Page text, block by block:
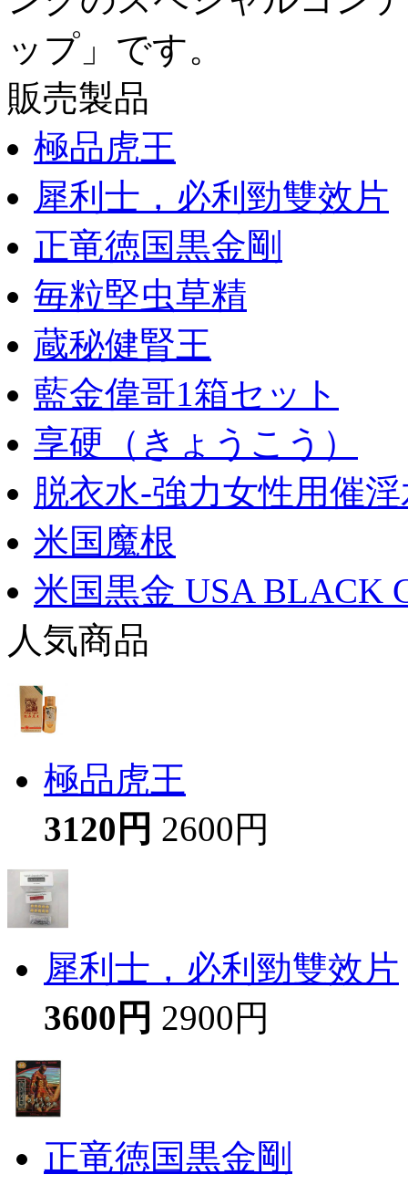
ップ」です。
販売製品
極品虎王
犀利士，必利勁雙效片
正竜徳国黒金剛
毎粒堅虫草精
蔵秘健腎王
藍金偉哥1箱セット
享硬（きょうこう）
脱衣水-強力女性用催
米国魔根
米国黒金 USA BLACK
人気商品
極品虎王
3120円 2600円
犀利士，必利勁雙效片
3600円 2900円
正竜徳国黒金剛